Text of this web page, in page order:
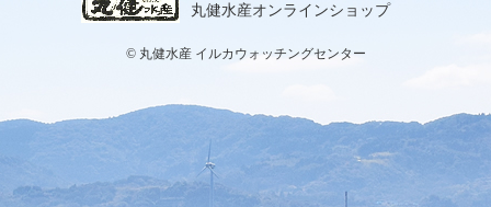
丸健水産オンラインショップ
© 丸健水産 イルカウォッチングセンター